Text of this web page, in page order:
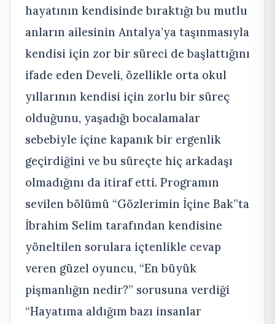
hayatının kendisinde bıraktığı bu mutlu
anların ailesinin Antalya’ya taşınmasıyla
kendisi için zor bir süreci de başlattığını
ifade eden Develi, özellikle orta okul
yıllarının kendisi için zorlu bir süreç
olduğunu, yaşadığı bocalamalar
sebebiyle içine kapanık bir ergenlik
geçirdiğini ve bu süreçte hiç arkadaşı
olmadığını da itiraf etti. Programın
sevilen bölümü “Gözlerimin İçine Bak”ta
İbrahim Selim tarafından kendisine
yöneltilen sorulara içtenlikle cevap
veren güzel oyuncu, “En büyük
pişmanlığın nedir?” sorusuna verdiği
“Hayatıma aldığım bazı insanlar